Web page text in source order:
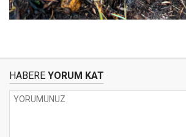
HABERE YORUM KAT